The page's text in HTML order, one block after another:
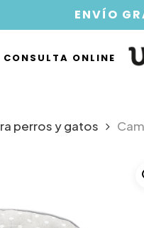
ENVÍO
CONSULTA ONLINE
perros y gatos